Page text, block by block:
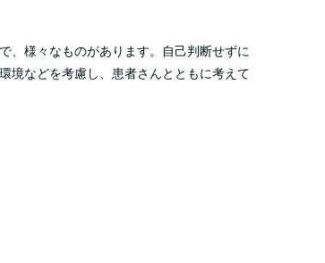
、様々なものがあります。自己判断せずに
境などを考慮し、患者さんとともに考えて